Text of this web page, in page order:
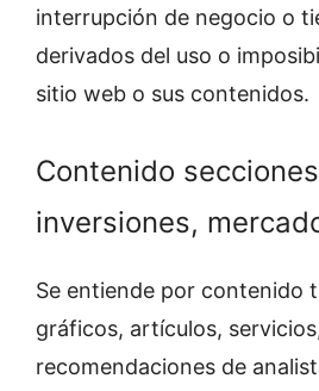
interrupción de negocio o
derivados del uso o
sitio web o sus contenidos.
Contenido
inversiones,
Se entiende por contenido
gráficos, artículos,
recomendaciones de